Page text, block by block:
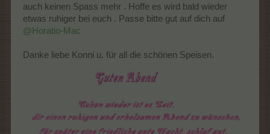
auch keinen Spass mehr . Hoffe es wird bald wieder
etwas ruhiger bei euch . Passe bitte gut auf dich auf
@Horatio-Mac
Danke liebe Konni u. für all die schönen Speisen.